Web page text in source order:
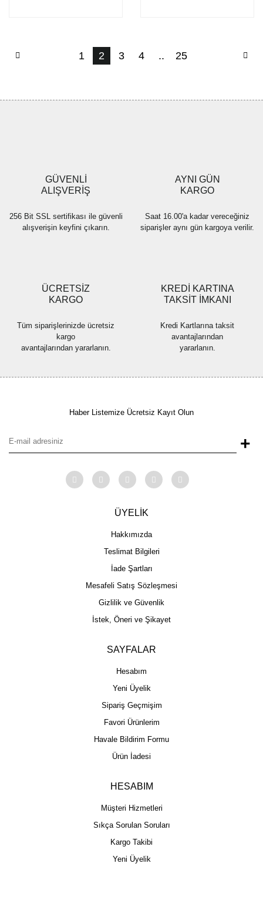
1 2 3 4 .. 25
GÜVENLİ
ALIŞVERİŞ
256 Bit SSL sertifikası ile güvenli
alışverişin keyfini çıkarın.
AYNI GÜN
KARGO
Saat 16.00'a kadar vereceğiniz
siparişler aynı gün kargoya verilir.
ÜCRETSİZ
KARGO
Tüm siparişlerinizde ücretsiz
kargo
avantajlarından yararlanın.
KREDİ KARTINA
TAKSİT İMKANI
Kredi Kartlarına taksit
avantajlarından
yararlanın.
Haber Listemize Ücretsiz Kayıt Olun
+
ÜYELİK
Hakkımızda
Teslimat Bilgileri
İade Şartları
Mesafeli Satış Sözleşmesi
Gizlilik ve Güvenlik
İstek, Öneri ve Şikayet
SAYFALAR
Hesabım
Yeni Üyelik
Sipariş Geçmişim
Favori Ürünlerim
Havale Bildirim Formu
Ürün İadesi
HESABIM
Müşteri Hizmetleri
Sıkça Sorulan Soruları
Kargo Takibi
Yeni Üyelik